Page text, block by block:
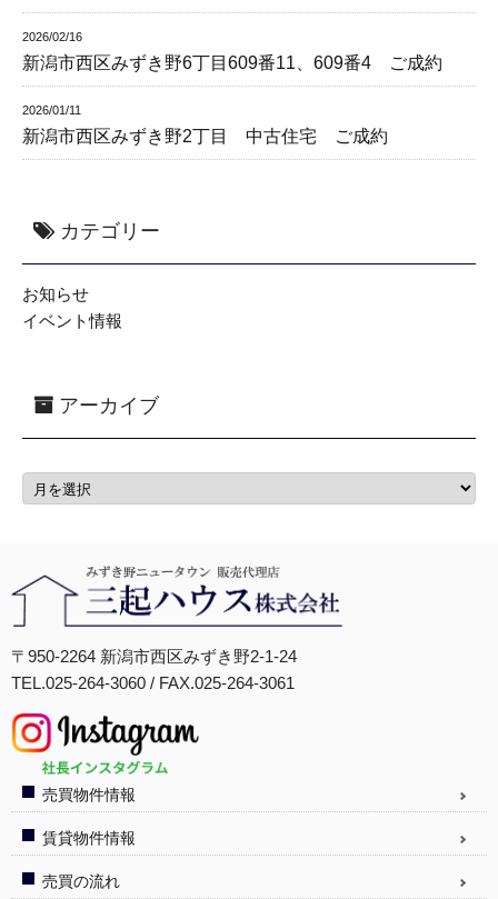
2026/02/16
新潟市西区みずき野6丁目609番11、609番4 ご成約
2026/01/11
新潟市西区みずき野2丁目 中古住宅 ご成約
カテゴリー
お知らせ
イベント情報
アーカイブ
〒950-2264 新潟市西区みずき野2-1-24
TEL.025-264-3060 / FAX.025-264-3061
売買物件情報
賃貸物件情報
売買の流れ